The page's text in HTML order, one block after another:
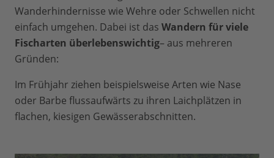
Wanderhindernisse wie Wehre oder Schwellen nicht
einfach umgehen. Dabei ist das Wandern für viele
Fischarten überlebenswichtig– aus mehreren
Gründen:
Im Frühjahr ziehen beispielsweise Arten wie Nase
oder Barbe flussaufwärts zu ihren Laichplätzen in
flachen, kiesigen Gewässerabschnitten.